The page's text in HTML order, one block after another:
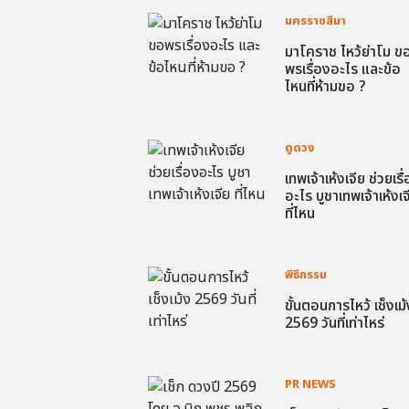
นครราชสีมา
มาโคราช ไหว้ย่าโม ข
พรเรื่องอะไร และข้อ
ไหนที่ห้ามขอ ?
ดูดวง
เทพเจ้าเห้งเจีย ช่วยเ
อะไร บูชาเทพเจ้าเห้งเ
ที่ไหน
พิธีกรรม
ขั้นตอนการไหว้ เช็งเ
2569 วันที่เท่าไหร่
PR NEWS